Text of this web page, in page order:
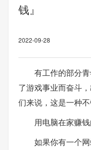
钱』
2022-09-28
有工作的部分
了游戏事业而奋斗
们来说，这是一种不
用电脑在家赚
如果你有一个